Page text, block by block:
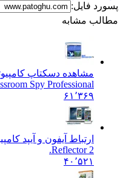
فایل:
مشابه
مشاهده دسکتاپ
Classroom Spy Professional
۶۱٬۳۶۹
ارتباط آیفون و آیپد کامپیوتر
Reflector 2.
۴۰٬۵۲۱